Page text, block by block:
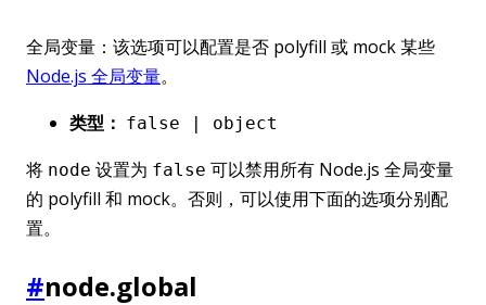
全局变量：该选项可以配置是否 polyfill 或 mock 某些
Node.js 全局变量。
类型： false | object
将 node 设置为 false 可以禁用所有 Node.js 全局变量
的 polyfill 和 mock。否则，可以使用下面的选项分别配
置。
#node.global